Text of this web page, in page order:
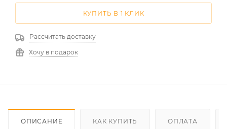
КУПИТЬ В 1 КЛИК
Рассчитать доставку
Хочу в подарок
ОПИСАНИЕ КАК КУПИТЬ ОПЛАТА